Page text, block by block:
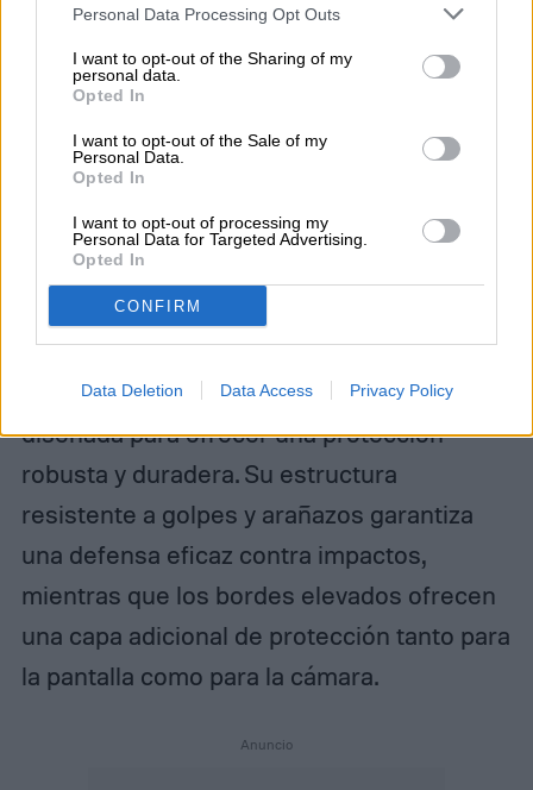
Personal Data Processing Opt Outs
I want to opt-out of the Sharing of my
personal data.
Opted In
I want to opt-out of the Sale of my
Personal Data.
Opted In
I want to opt-out of processing my
Personal Data for Targeted Advertising.
Opted In
CONFIRM
Data Deletion Data Access Privacy Policy
Amazon
La funda Tough Armor Pro de Spigen está
diseñada para ofrecer una protección
robusta y duradera. Su estructura
resistente a golpes y arañazos garantiza
una defensa eficaz contra impactos,
mientras que los bordes elevados ofrecen
una capa adicional de protección tanto para
la pantalla como para la cámara.